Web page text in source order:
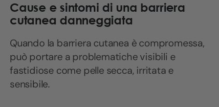
Cause e sintomi di una barriera
cutanea danneggiata
Quando la barriera cutanea è compromessa,
può portare a problematiche visibili e
fastidiose come pelle secca, irritata e
sensibile.